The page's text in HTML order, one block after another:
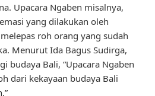
Upacara Ngaben misalnya,
yang dilakukan oleh
roh orang yang sudah
Menurut Ida Bagus Sudirga,
budaya Bali, “Upacara Ngaben
dari kekayaan budaya Bali